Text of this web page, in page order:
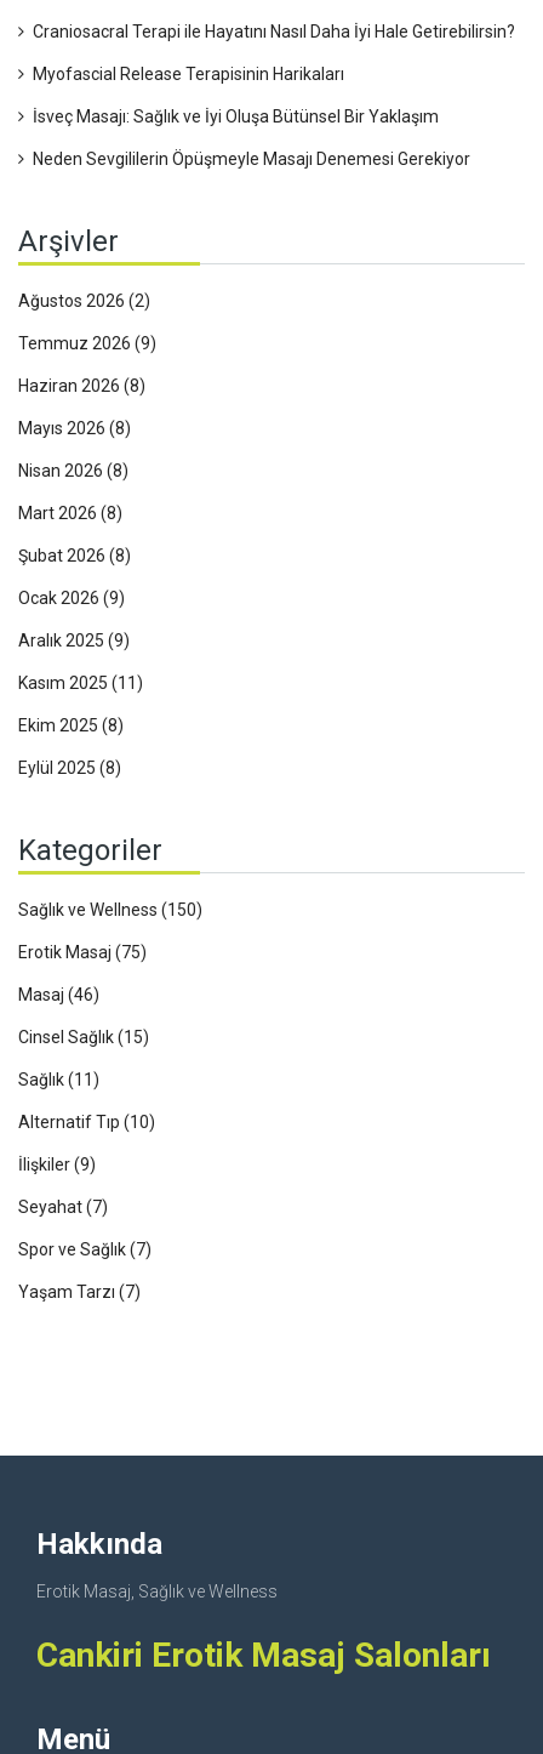
Craniosacral Terapi ile Hayatını Nasıl Daha İyi Hale Getirebilirsin?
Myofascial Release Terapisinin Harikaları
İsveç Masajı: Sağlık ve İyi Oluşa Bütünsel Bir Yaklaşım
Neden Sevgililerin Öpüşmeyle Masajı Denemesi Gerekiyor
Arşivler
Ağustos 2026 (2)
Temmuz 2026 (9)
Haziran 2026 (8)
Mayıs 2026 (8)
Nisan 2026 (8)
Mart 2026 (8)
Şubat 2026 (8)
Ocak 2026 (9)
Aralık 2025 (9)
Kasım 2025 (11)
Ekim 2025 (8)
Eylül 2025 (8)
Kategoriler
Sağlık ve Wellness (150)
Erotik Masaj (75)
Masaj (46)
Cinsel Sağlık(15)
Sağlık(11)
Alternatif Tıp (10)
İlişkiler(9)
Seyahat(7)
Spor ve Sağlık(7)
Yaşam Tarzı (7)
Hakkında
Erotik Masaj, Sağlık ve Wellness
Cankiri Erotik Masaj Salonları
Menü